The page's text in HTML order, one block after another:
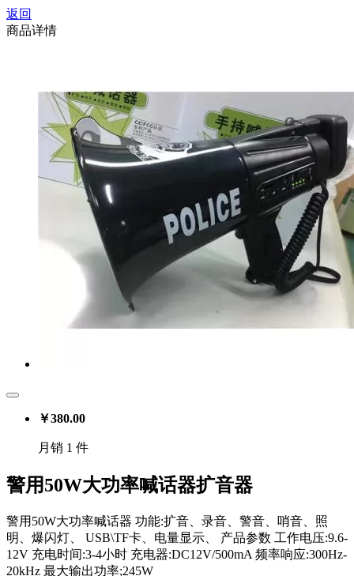
返回
商品详情
￥380.00
月销 1 件
警用50W大功率喊话器扩音器
警用50W大功率喊话器 功能:扩音、录音、警音、哨音、照
明、爆闪灯、 USB\TF卡、电量显示、 产品参数 工作电压:9.6-
12V 充电时间:3-4小时 充电器:DC12V/500mA 频率响应:300Hz-
20kHz 最大输出功率;245W